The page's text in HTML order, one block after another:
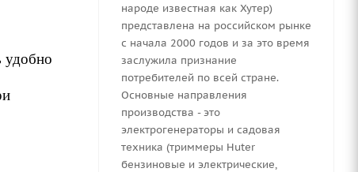
удобно
народе известная как Хутер)
представлена на российском рынке
с начала 2000 годов и за это время
заслужила признание
потребителей по всей стране.
Основные направления
производства - это
электрогенераторы и садовая
техника (триммеры Huter
бензиновые и электрические,